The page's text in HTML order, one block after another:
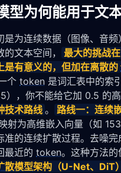
型为何能用于文
是为连续数据（图像、音
的文本空间，
最大的挑战
是有意义的，但加在离散的
个 token 是词汇表中的索
，你不能给它加 0.5 的高
技术路线 。 路线一：连续
射为高维嵌入向量（如
准的连续扩散过程。去噪
最近的 token。这种方法的
散模型架构（U-Net、DiT）